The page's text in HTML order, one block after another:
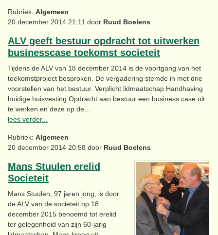
Rubriek: Algemeen
20 december 2014 21:11 door Ruud Boelens
ALV geeft bestuur opdracht tot uitwerken
businesscase toekomst societeit
Tijdens de ALV van 18 december 2014 is de voortgang van het
toekomstproject besproken. De vergadering stemde in met drie
voorstellen van het bestuur. Verplicht lidmaatschap Handhaving
huidige huisvesting Opdracht aan bestuur een business case uit
te werken en deze op de...
lees verder...
Rubriek: Algemeen
20 december 2014 20:58 door Ruud Boelens
Mans Stuulen erelid
Societeit
Mans Stuulen, 97 jaren jong, is door
de ALV van de societeit op 18
december 2015 benoemd tot erelid
ter gelegenheid van zijn 60-jarig